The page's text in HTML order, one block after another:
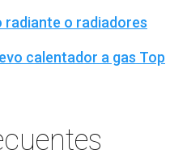
radiante o radiadores
calentador a gas Top